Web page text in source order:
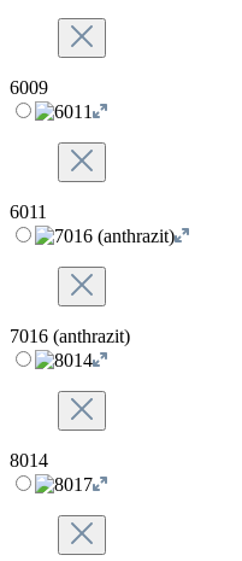
6009
6011
7016 (anthrazit)
8014